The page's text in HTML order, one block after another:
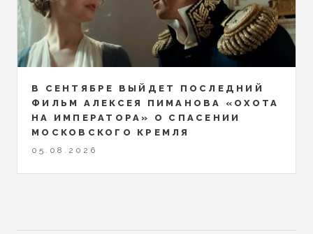
В СЕНТЯБРЕ ВЫЙДЕТ ПОСЛЕДНИЙ
ФИЛЬМ АЛЕКСЕЯ ПИМАНОВА «ОХОТА
НА ИМПЕРАТОРА» О СПАСЕНИИ
МОСКОВСКОГО КРЕМЛЯ
05.08.2026